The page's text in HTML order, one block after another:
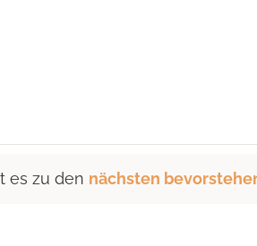
es zu den nächsten